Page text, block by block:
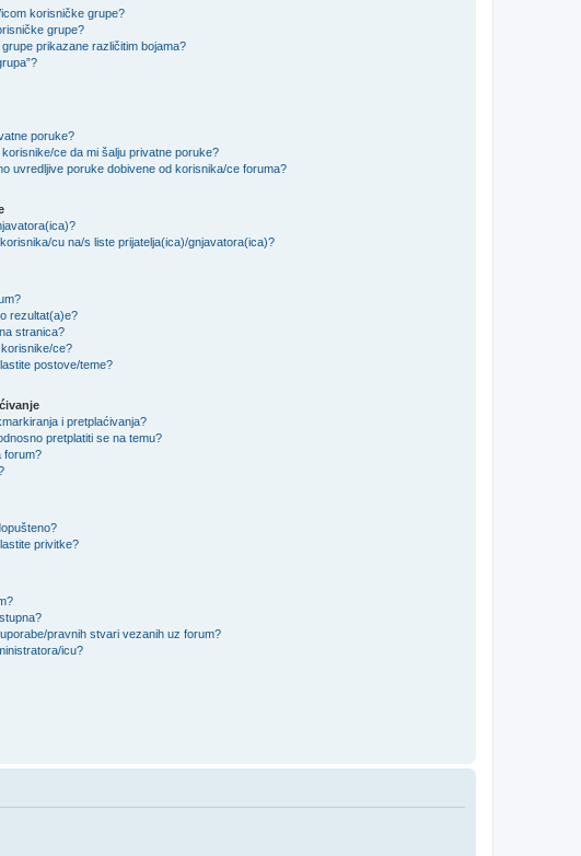
korisničke grupe?
grupe?
prikazane različitim bojama?
poruke?
ce da mi šalju privatne poruke?
uvredljive poruke dobivene od korisnika/ce foruma?
cu na/s liste prijatelja(ica)/gnjavatora(ica)?
rezultat(a)e?
stranica?
ce?
postove/teme?
i pretplaćivanja?
pretplatiti se na temu?
forum?
privitke?
pravnih stvari vezanih uz forum?
icu?